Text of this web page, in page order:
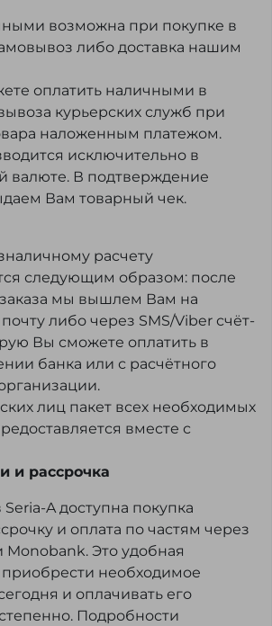
возможна при покупке в
либо доставка нашим
оплатить наличными в
курьерских служб при
наложенным платежом.
исключительно в
валюте. В подтверждение
Вам товарный чек.
расчету
следующим образом: после
мы вышлем Вам на
либо через SMS/Viber счёт-
Вы сможете оплатить в
банка или с расчётного
лиц пакет всех необходимых
вместе с
и рассрочка
A доступна покупка
и оплата по частям через
Monobank. Это удобная
необходимое
и оплачивать его
Подробности